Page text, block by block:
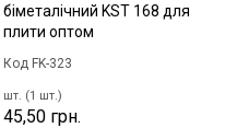
біметалічний KST 168 для
плити оптом
Код FK-323
шт. (1 шт.)
45,50 грн.